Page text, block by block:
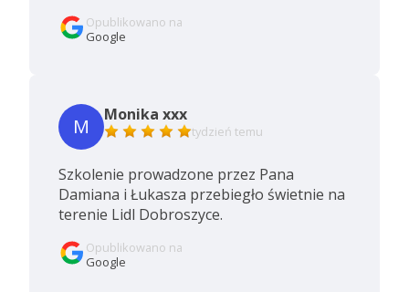
Opublikowano na
Google
M Monika xxx
tydzień temu
Szkolenie prowadzone przez Pana
Damiana i Łukasza przebiegło świetnie na
terenie Lidl Dobroszyce.
Opublikowano na
Google